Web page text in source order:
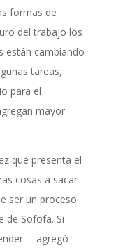
formas de
del trabajo los
están cambiando
tareas,
para el
mayor
que presenta el
cosas a sacar
ser un proceso
de Sofofa. Si
—agregó-